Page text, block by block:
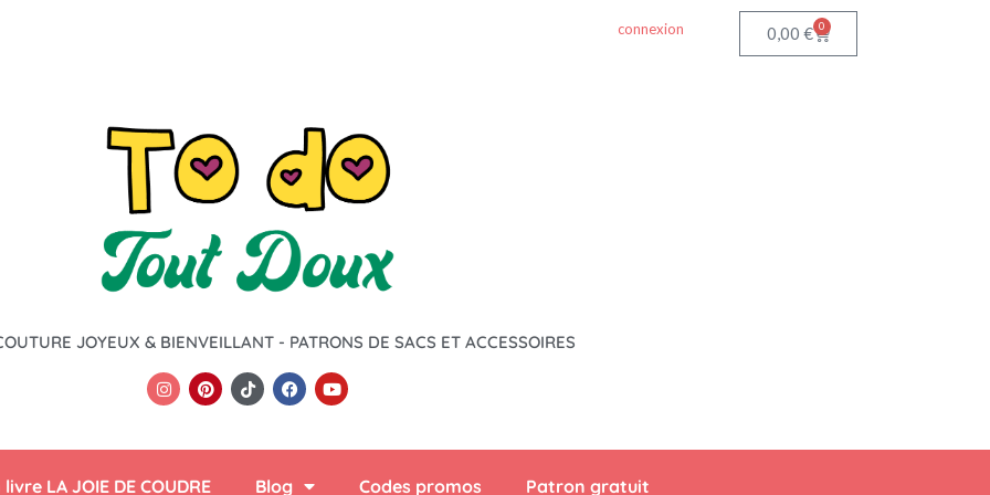
connexion 0,00€ 0
JOYEUX & BIENVEILLANT - PATRONS DE SACS ET ACCESSOIRES
LA JOIE DE COUDRE Blog Codes promos Patron gratuit